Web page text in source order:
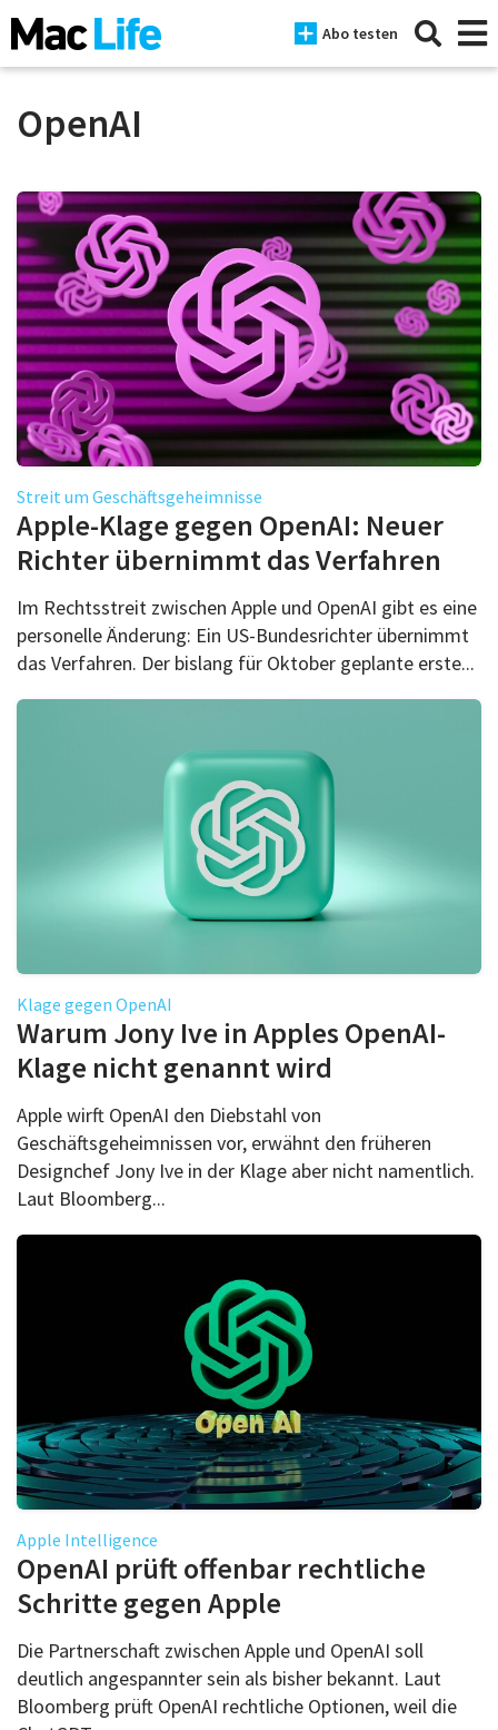
Abo testen
iPhone
Mac
iPad
Tests
Tipps
Magazine
Über uns
Podcast
Mac Life+
Anmelden
OpenAI
Streit um Geschäftsgeheimnisse
Apple-Klage gegen OpenAI: Neuer
Richter übernimmt das Verfahren
Im Rechtsstreit zwischen Apple und OpenAI gibt es eine
personelle Änderung: Ein US-Bundesrichter übernimmt
das Verfahren. Der bislang für Oktober geplante erste...
Klage gegen OpenAI
Warum Jony Ive in Apples OpenAI-
Klage nicht genannt wird
Apple wirft OpenAI den Diebstahl von
Geschäftsgeheimnissen vor, erwähnt den früheren
Designchef Jony Ive in der Klage aber nicht namentlich.
Laut Bloomberg...
Apple Intelligence
OpenAI prüft offenbar rechtliche
Schritte gegen Apple
Die Partnerschaft zwischen Apple und OpenAI soll
deutlich angespannter sein als bisher bekannt. Laut
Bloomberg prüft OpenAI rechtliche Optionen, weil die